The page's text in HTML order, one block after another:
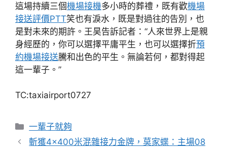
這場持續三個機場接機多小時的葬禮，既有歡機場
接送評價PTT笑也有淚水，既是對過往的告別，也
是對未來的期許。王昊告訴記者：“人來世界上是親
身經歷的，你可以選擇平庸平生，也可以選擇折預
約機場接送騰和出色的平生。無論若何，都對得起
這一輩子。”
TC:taxiairport0727
分
類
一輩子就夠
斬獲4×400米混雜接力金牌，莫家蝶：主場08